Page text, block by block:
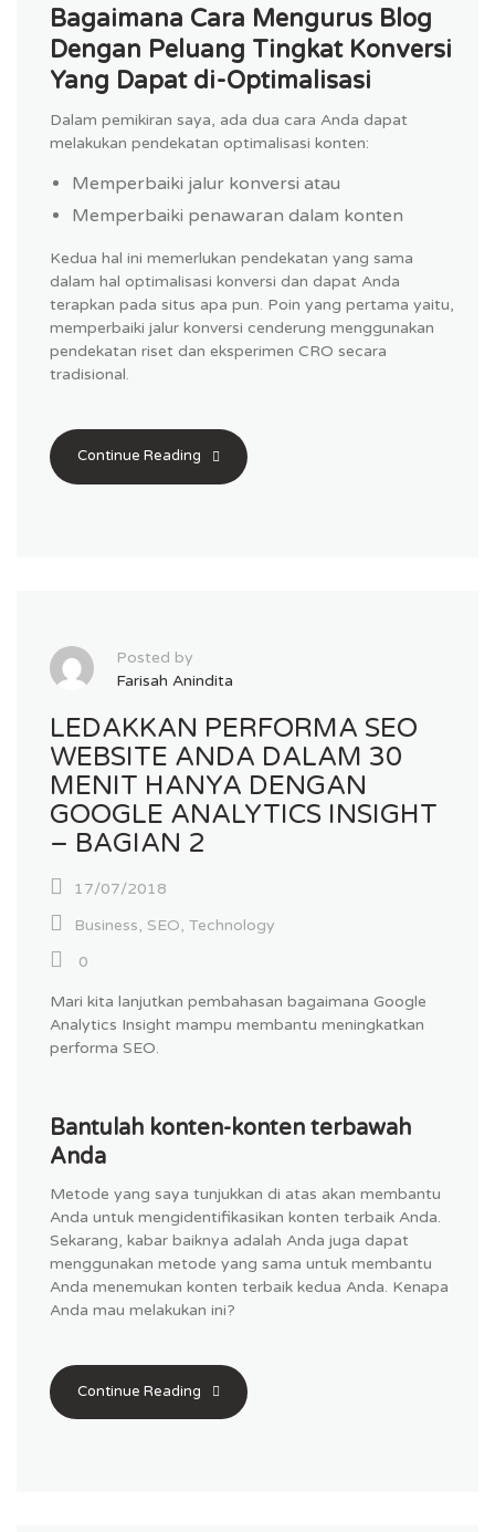
Bagaimana Cara Mengurus Blog
Dengan Peluang Tingkat Konversi
Yang Dapat di-Optimalisasi
Dalam pemikiran saya, ada dua cara Anda dapat
melakukan pendekatan optimalisasi konten:
Memperbaiki jalur konversi atau
Memperbaiki penawaran dalam konten
Kedua hal ini memerlukan pendekatan yang sama
dalam hal optimalisasi konversi dan dapat Anda
terapkan pada situs apa pun. Poin yang pertama yaitu,
memperbaiki jalur konversi cenderung menggunakan
pendekatan riset dan eksperimen CRO secara
tradisional.
Continue Reading
Posted by
Farisah Anindita
LEDAKKAN PERFORMA SEO
WEBSITE ANDA DALAM 30
MENIT HANYA DENGAN
GOOGLE ANALYTICS INSIGHT
– BAGIAN 2
17/07/2018
Business, SEO, Technology
0
Mari kita lanjutkan pembahasan bagaimana Google
Analytics Insight mampu membantu meningkatkan
performa SEO.
Bantulah konten-konten terbawah
Anda
Metode yang saya tunjukkan di atas akan membantu
Anda untuk mengidentifikasikan konten terbaik Anda.
Sekarang, kabar baiknya adalah Anda juga dapat
menggunakan metode yang sama untuk membantu
Anda menemukan konten terbaik kedua Anda. Kenapa
Anda mau melakukan ini?
Continue Reading